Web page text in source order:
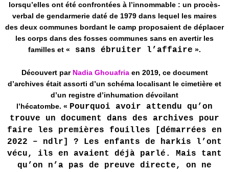
lorsqu’elles ont été confrontées à l’innommable : un procès-
verbal de gendarmerie daté de 1979 dans lequel les maires
des deux communes bordant le camp proposaient de déplacer
les corps dans des fosses communes sans en avertir les
familles et «
sans ébruiter l’affaire ».
Découvert par Nadia Ghouafriaen 2019, ce document
d’archives était assorti d’un schéma localisant le cimetière et
d’un registre d’inhumation dévoilant
l’hécatombe. « Pourquoi avoir attendu qu’on
trouve un document dans des archives pour
faire les premières fouilles [démarrées en
2022 – ndlr] ? Les enfants de harkis l’ont
vécu, ils en avaient déjà parlé. Mais tant
qu’on n’a pas de preuve directe, on ne